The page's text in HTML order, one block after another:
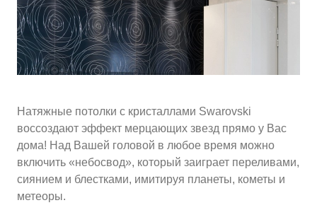
Подобрать исполнителя
Натяжные потолки с кристаллами Swarovski
воссоздают эффект мерцающих звезд прямо у Вас
дома! Над Вашей головой в любое время можно
включить «небосвод», который заиграет переливами,
сиянием и блестками, имитируя планеты, кометы и
метеоры.